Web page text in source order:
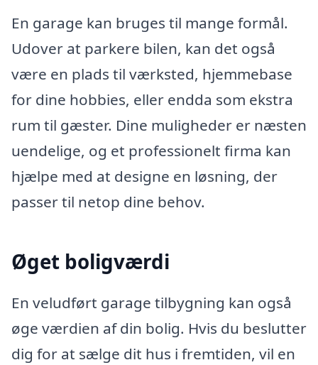
En garage kan bruges til mange formål.
Udover at parkere bilen, kan det også
være en plads til værksted, hjemmebase
for dine hobbies, eller endda som ekstra
rum til gæster. Dine muligheder er næsten
uendelige, og et professionelt firma kan
hjælpe med at designe en løsning, der
passer til netop dine behov.
Øget boligværdi
En veludført garage tilbygning kan også
øge værdien af din bolig. Hvis du beslutter
dig for at sælge dit hus i fremtiden, vil en